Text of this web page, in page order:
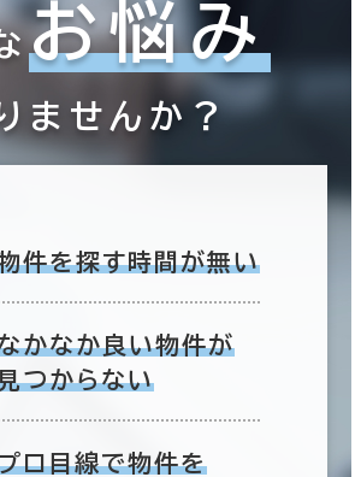
お悩み
ませんか？
件を探す時間が無い
かなか良い物件が
つからない
ロ目線で物件を